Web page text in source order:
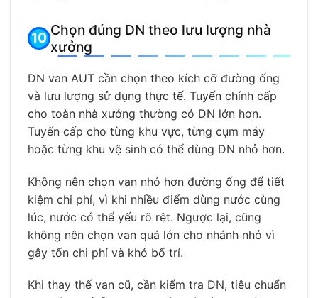
Chọn đúng DN theo lưu lượng nhà
xưởng
DN van AUT cần chọn theo kích cỡ đường ống
và lưu lượng sử dụng thực tế. Tuyến chính cấp
cho toàn nhà xưởng thường có DN lớn hơn.
Tuyến cấp cho từng khu vực, từng cụm máy
hoặc từng khu vệ sinh có thể dùng DN nhỏ hơn.
Không nên chọn van nhỏ hơn đường ống để tiết
kiệm chi phí, vì khi nhiều điểm dùng nước cùng
lúc, nước có thể yếu rõ rệt. Ngược lại, cũng
không nên chọn van quá lớn cho nhánh nhỏ vì
gây tốn chi phí và khó bố trí.
Khi thay thế van cũ, cần kiểm tra DN, tiêu chuẩn